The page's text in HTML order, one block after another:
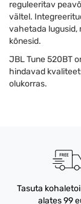
reguleeritav
vältel.
vahetada lugusid,
kõnesid.
JBL Tune 520BT
hindavad
olukorras.
Tasuta
alates 99